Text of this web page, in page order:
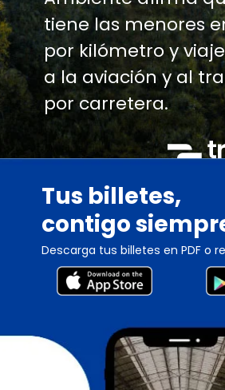
tiene las menores
por kilómetro y
a la aviación y al
por carretera.
Tus billetes,
contigo
Descarga tus billetes en PDF o